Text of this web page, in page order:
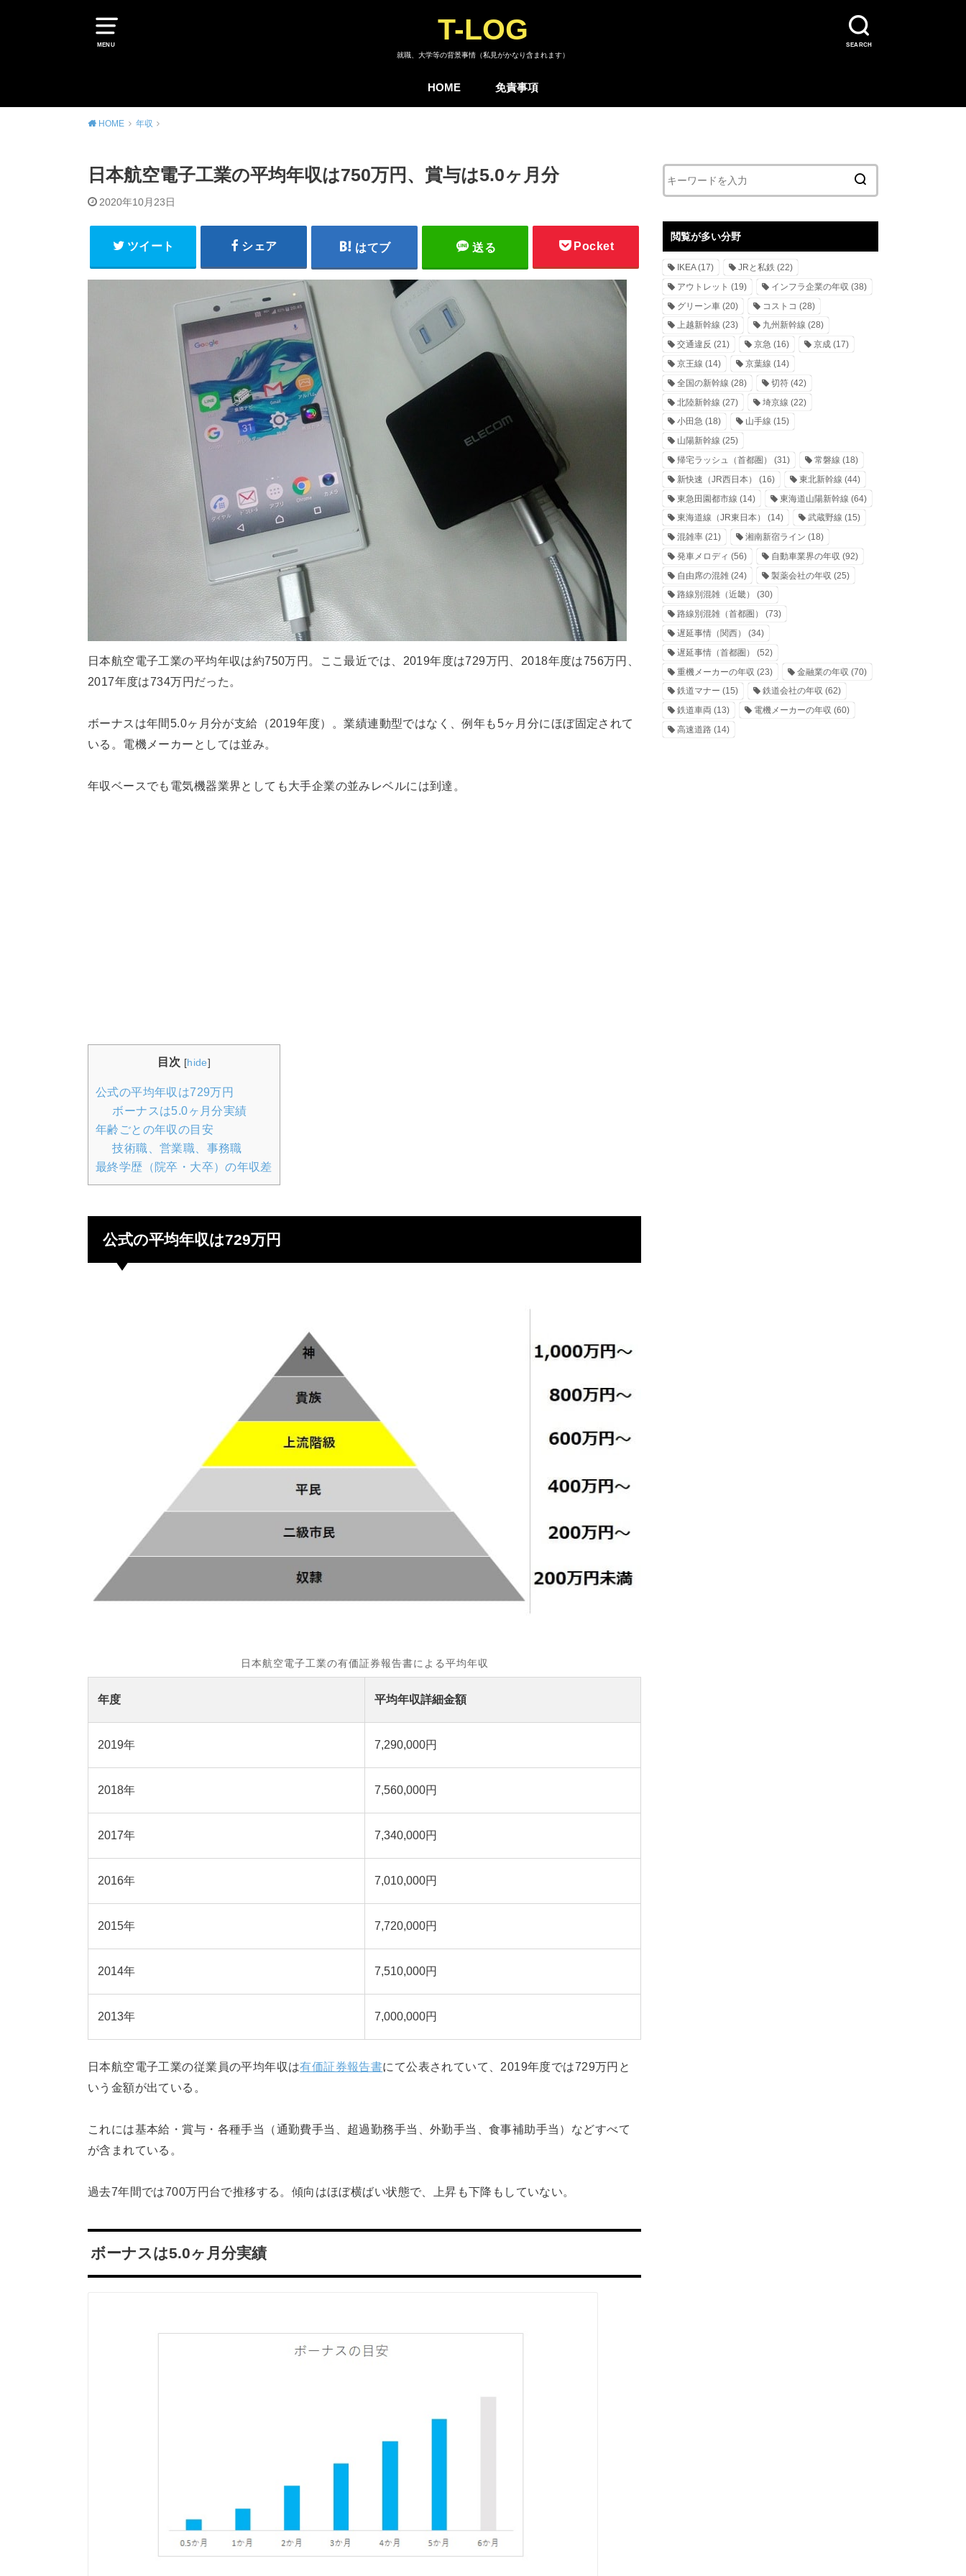
MENU SEARCH
T-LOG
就職、大学等の背景事情（私見がかなり含まれます）
HOME 免責事項
HOME 年収
日本航空電子工業の平均年収は750万円、賞与は5.0ヶ月分
2020年10月23日
ツイート シェア はてブ 送る Pocket
日本航空電子工業の平均年収は約750万円。ここ最近では、2019年度は729万円、2018年度は756万円、
2017年度は734万円だった。
ボーナスは年間5.0ヶ月分が支給（2019年度）。業績連動型ではなく、例年も5ヶ月分にほぼ固定されて
いる。電機メーカーとしては並み。
年収ベースでも電気機器業界としても大手企業の並みレベルには到達。
目次 [hide]
公式の平均年収は729万円
ボーナスは5.0ヶ月分実績
年齢ごとの年収の目安
技術職、営業職、事務職
最終学歴（院卒・大卒）の年収差
公式の平均年収は729万円
日本航空電子工業の有価証券報告書による平均年収
年度 平均年収詳細金額
2019年 7,290,000円
2018年 7,560,000円
2017年 7,340,000円
2016年 7,010,000円
2015年 7,720,000円
2014年 7,510,000円
2013年 7,000,000円
日本航空電子工業の従業員の平均年収は有価証券報告書にて公表されていて、2019年度では729万円と
いう金額が出ている。
これには基本給・賞与・各種手当（通勤費手当、超過勤務手当、外勤手当、食事補助手当）などすべて
が含まれている。
過去7年間では700万円台で推移する。傾向はほぼ横ばい状態で、上昇も下降もしていない。
ボーナスは5.0ヶ月分実績
閲覧が多い分野
IKEA(17) JRと私鉄 (22)
アウトレット (19) インフラ企業の年収 (38)
グリーン車 (20) コストコ (28)
上越新幹線 (23) 九州新幹線 (28)
交通違反 (21) 京急 (16) 京成(17)
京王線 (14) 京葉線 (14)
全国の新幹線 (28) 切符(42)
北陸新幹線 (27) 埼京線 (22)
小田急 (18) 山手線 (15)
山陽新幹線 (25)
帰宅ラッシュ（首都圏）
(31) 常磐線 (18)
新快速（JR西日本）
(16) 東北新幹線 (44)
東急田園都市線 (14) 東海道山陽新幹線 (64)
東海道線（JR東日本）
(14) 武蔵野線 (15)
混雑率 (21) 湘南新宿ライン (18)
発車メロディ (56) 自動車業界の年収 (92)
自由席の混雑 (24) 製薬会社の年収 (25)
路線別混雑（近畿）
(30)
路線別混雑（首都圏）
(73)
遅延事情（関西）
(34)
遅延事情（首都圏）
(52)
重機メーカーの年収 (23) 金融業の年収 (70)
鉄道マナー (15) 鉄道会社の年収 (62)
鉄道車両 (13) 電機メーカーの年収 (60)
高速道路 (14)